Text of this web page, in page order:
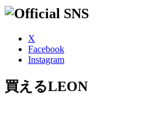
X
Facebook
Instagram
買えるLEON